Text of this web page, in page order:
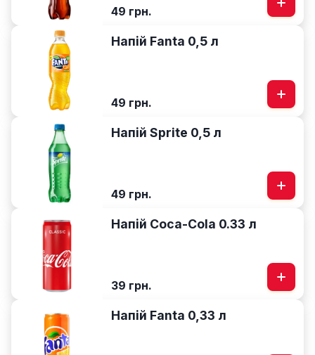
49 грн.
Напій Fanta 0,5 л
49 грн.
Напій Sprite 0,5 л
49 грн.
Напій Coca-Cola 0.33 л
39 грн.
Напій Fanta 0,33 л